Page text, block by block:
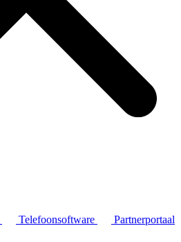
Telefoonsoftware
Partnerportaal